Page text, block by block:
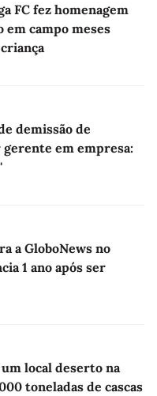
FC fez homenagem
campo meses
demissão de
em empresa:
a GloboNews no
1 ano após ser
local deserto na
toneladas de cascas